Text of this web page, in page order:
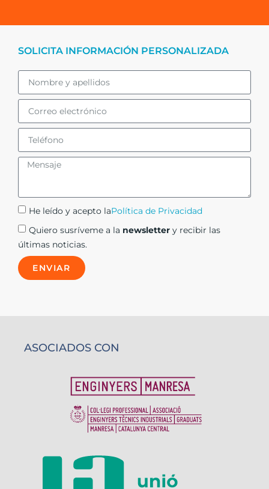
SOLICITA INFORMACIÓN PERSONALIZADA
He leído y acepto laPolítica de Privacidad
Quiero susríveme a la newsletter y recibir las
últimas noticias.
ENVIAR
ASOCIADOS CON